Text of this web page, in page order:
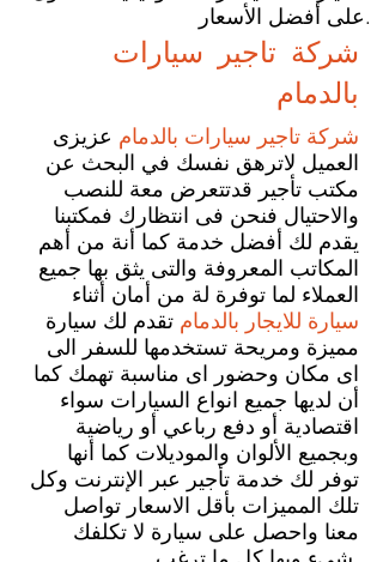
على أفضل الأسعار.
شركة تاجير سيارات
بالدمام
شركة تاجير سيارات بالدمام عزيزى
العميل لاترهق نفسك في البحث عن
مكتب تأجير قدتتعرض معة للنصب
والاحتيال فنحن فى انتظارك فمكتبنا
يقدم لك أفضل خدمة كما أنة من أهم
المكاتب المعروفة والتى يثق بها جميع
العملاء لما توفرة لة من أمان أثناء
سيارة للايجار بالدمام تقدم لك سيارة
مميزة ومريحة تستخدمها للسفر الى
اى مكان وحضور اى مناسبة تهمك كما
أن لديها جميع انواع السيارات سواء
اقتصادية أو دفع رباعي أو رياضية
وبجميع الألوان والموديلات كما أنها
توفر لك خدمة تأجير عبر الإنترنت وكل
تلك المميزات بأقل الاسعار تواصل
معنا واحصل على سيارة لا تكلفك